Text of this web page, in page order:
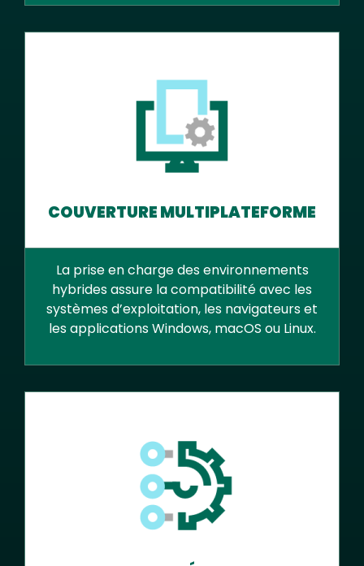
COUVERTURE MULTIPLATEFORME
La prise en charge des environnements
hybrides assure la compatibilité avec les
systèmes d’exploitation, les navigateurs et
les applications Windows, macOS ou Linux.